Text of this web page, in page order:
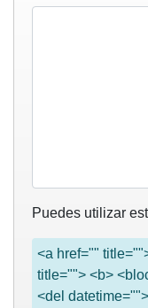
Puedes utilizar
<a href=""
title=""> <b>
<del